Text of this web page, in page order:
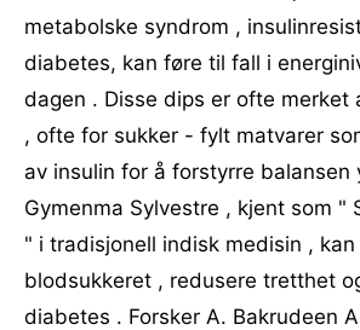
metabolske syndrom ,
diabetes, kan føre til fall i
dagen . Disse dips er ofte merket
, ofte for sukker - fylt matvarer
av insulin for å forstyrre balansen
Gymenma Sylvestre , kjent som "
" i tradisjonell indisk medisin ,
blodsukkeret , redusere tretthet
diabetes . Forsker A. Bakrudeen